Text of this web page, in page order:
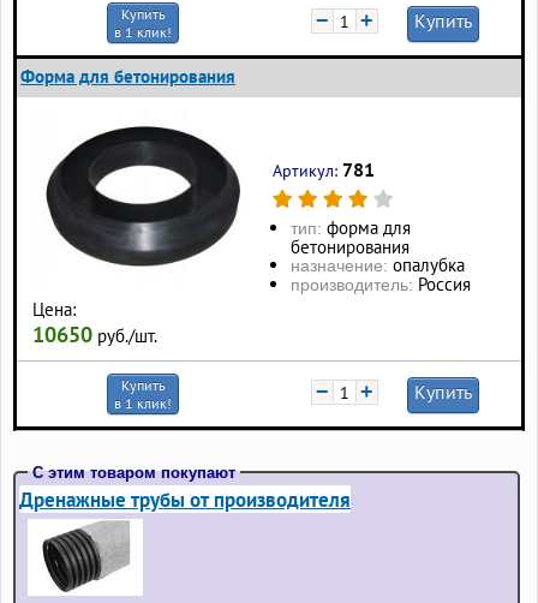
Купить
в 1 клик!
− + Купить
Форма для бетонирования
Цена:
10650 руб./шт.
Артикул: 781
тип: форма для
бетонирования
назначение: опалубка
производитель: Россия
Купить
в 1 клик!
− + Купить
С этим товаром покупают
Дренажные трубы от производителя